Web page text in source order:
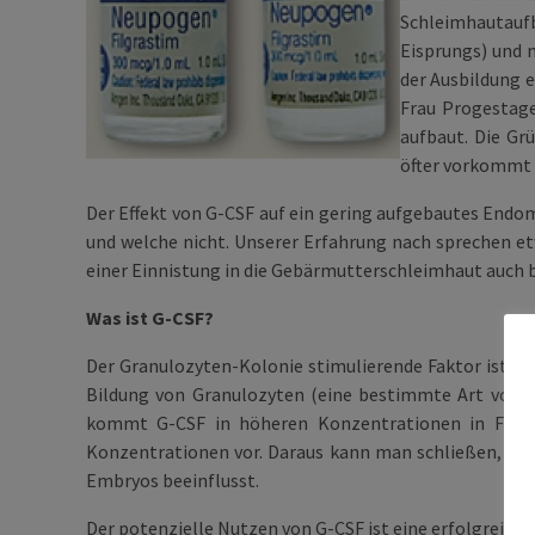
Eisprungs)
der Ausbildung
Frau
aufbaut. Die
öfter vorkommt
Der Effekt von G-CSF auf ein gering aufgebautes
und welche nicht. Unserer Erfahrung nach sprechen
einer Einnistung in die Gebärmutterschleimhaut auch
Was ist G-CSF?
Der Granulozyten-Kolonie stimulierende Faktor ist
Bildung von Granulozyten (eine bestimmte Art von
kommt G-CSF in höheren Konzentrationen in
Konzentrationen vor. Daraus kann man schließen,
Embryos beeinflusst.
Der potenzielle Nutzen von G-CSF ist eine